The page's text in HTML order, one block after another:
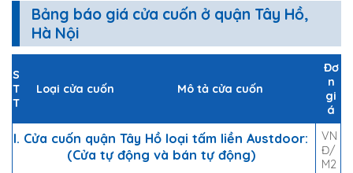
Bảng báo giá cửa cuốn ở quận Tây Hồ,
Hà Nội
S
T
T
Loại cửa cuốn Mô tả cửa cuốn
Đơ
n
gi
á
I. Cửa cuốn quận Tây Hồ loại tấm liền Austdoor:
(Cửa tự động và bán tự động)
VN
Đ/
M2